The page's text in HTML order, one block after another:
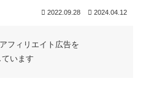
2022.09.28 2024.04.12
フィリエイト広告を
います